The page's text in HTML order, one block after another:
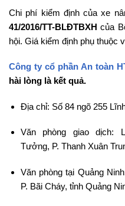
Chi phí kiểm định của xe
41/2016/TT-BLĐTBXH của
hội. Giá kiểm định phụ thuộc
Công ty cổ phần An toàn
hài lòng là kết quả.
Địa chỉ: Số 84 ngõ 255
Văn phòng giao dịch:
Tưởng, P. Thanh Xuân
Văn phòng tại Quảng
P. Bãi Cháy, tỉnh Quảng